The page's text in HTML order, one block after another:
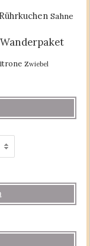
Rührkuchen Sahne
Wanderpaket
Zwiebel